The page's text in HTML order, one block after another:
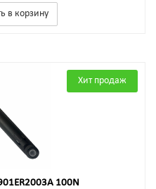
в корзину
Хит продаж
100N